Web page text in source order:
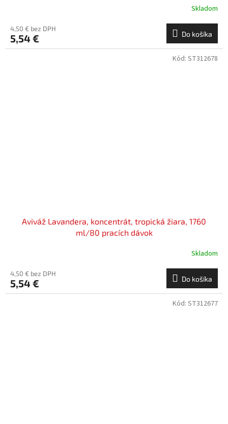
Skladom
4,50 € bez DPH
5,54 € Do košíka
Aviváž Lavandera, koncentrát, tropická žiara, 1760
ml/80 pracích dávok
Skladom
4,50 € bez DPH
5,54 € Do košíka
Kód: ST312678
Kód: ST312677